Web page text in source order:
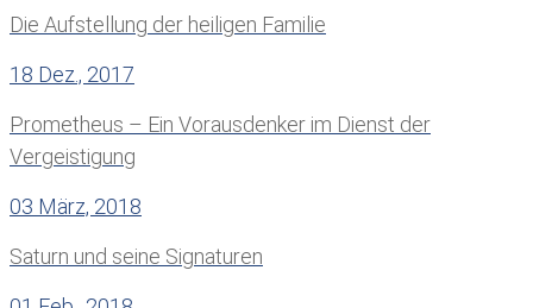
Die Aufstellung der heiligen Familie
18 Dez., 2017
Prometheus – Ein Vorausdenker im Dienst der
Vergeistigung
03 März, 2018
Saturn und seine Signaturen